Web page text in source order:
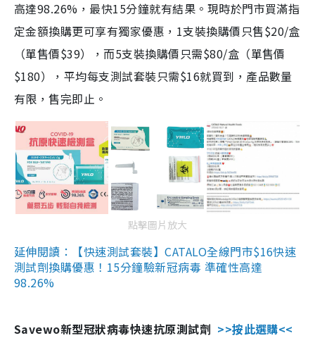
高達98.26%，最快15分鐘就有結果。現時於門市買滿指
定金額換購更可享有獨家優惠，1支裝換購價只售$20/盒
（單售價$39），而5支裝換購價只需$80/盒（單售價
$180），平均每支測試套裝只需$16就買到，產品數量
有限，售完即止。
點擊圖片放大
延伸閱讀：【快速測試套裝】CATALO全線門市$16快速
測試劑換購優惠！15分鐘驗新冠病毒 準確性高達
98.26%
Savewo新型冠狀病毒快速抗原測試劑 >>按此選購<<